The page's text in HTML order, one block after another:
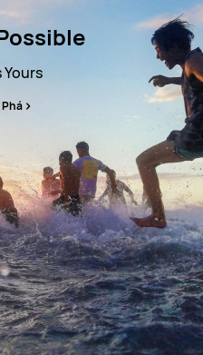
Yours